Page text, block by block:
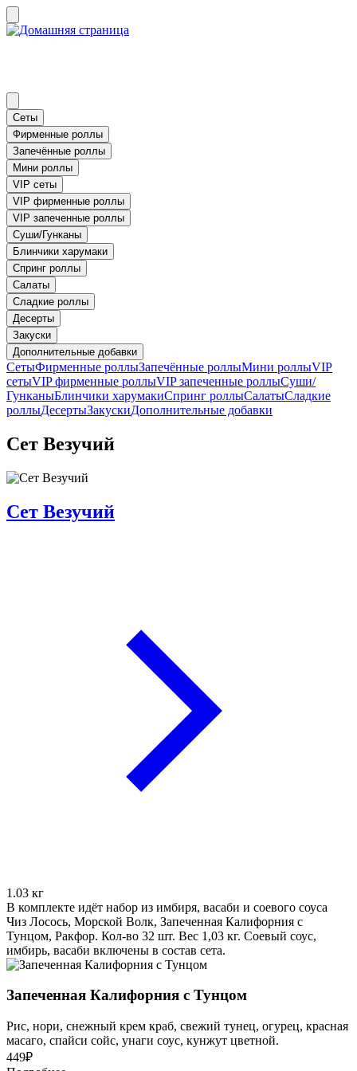
Сеты
Фирменные роллы
Запечённые роллы
Мини роллы
VIP сеты
VIP фирменные роллы
VIP запеченные роллы
Суши/Гунканы
Блинчики харумаки
Спринг роллы
Салаты
Сладкие роллы
Десерты
Закуски
Дополнительные добавки
СетыФирменные роллыЗапечённые роллыМини роллыVIP
сетыVIP фирменные роллыVIP запеченные роллыСуши/
ГунканыБлинчики харумакиСпринг роллыСалатыСладкие
роллыДесертыЗакускиДополнительные добавки
Сет Везучий
Сет Везучий
1.03 кг
В комплекте идёт набор из имбиря, васаби и соевого соуса
Чиз Лосось, Морской Волк, Запеченная Калифорния с
Тунцом, Ракфор. Кол-во 32 шт. Вес 1,03 кг. Соевый соус,
имбирь, васаби включены в состав сета.
Запеченная Калифорния с Тунцом
Рис, нори, снежный крем краб, свежий тунец, огурец, красная
масаго, спайси сойс, унаги соус, кунжут цветной.
449₽